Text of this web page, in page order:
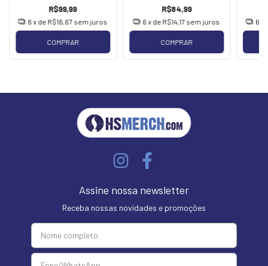
R$99,99
6x de R$16,67 sem juros
COMPRAR
R$84,99
6 x de R$14,17 sem juros
COMPRAR
6
Assine nossa newsletter
Receba nossas novidades e promoções